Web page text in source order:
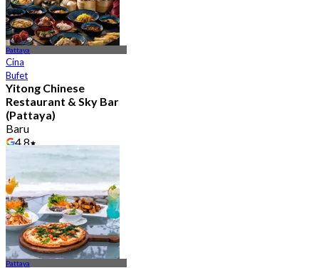
Pattaya
Cina
Bufet
Yitong Chinese
Restaurant & Sky Bar
(Pattaya)
Baru
4.8
฿ 666
Pattaya